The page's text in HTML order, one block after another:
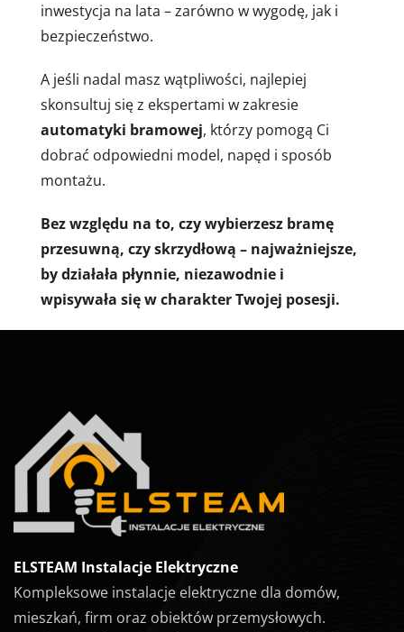
inwestycja na lata – zarówno w wygodę, jak i
bezpieczeństwo.
A jeśli nadal masz wątpliwości, najlepiej
skonsultuj się z ekspertami w zakresie
automatyki bramowej, którzy pomogą Ci
dobrać odpowiedni model, napęd i sposób
montażu.
Bez względu na to, czy wybierzesz bramę
przesuwną, czy skrzydłową – najważniejsze,
by działała płynnie, niezawodnie i
wpisywała się w charakter Twojej posesji.
ELSTEAM Instalacje Elektryczne
Kompleksowe instalacje elektryczne dla domów,
mieszkań, firm oraz obiektów przemysłowych.